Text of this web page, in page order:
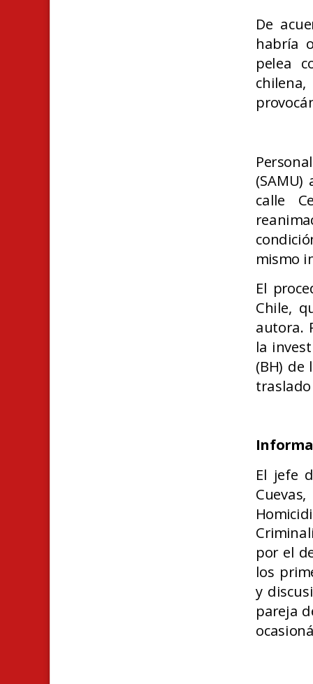
De
habría
pelea
calle
mismo
El
Chile,
autora.
la
(BH) de
El jefe
por el
los
y
pareja